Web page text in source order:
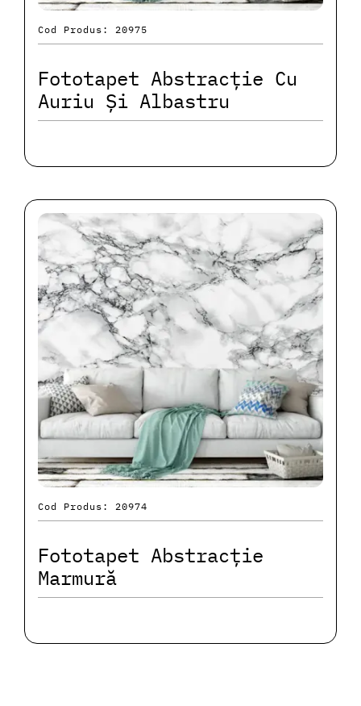
Cod Produs: 20975
Fototapet Abstracție Cu
Auriu Și Albastru
Cod Produs: 20974
Fototapet Abstracție
Marmură